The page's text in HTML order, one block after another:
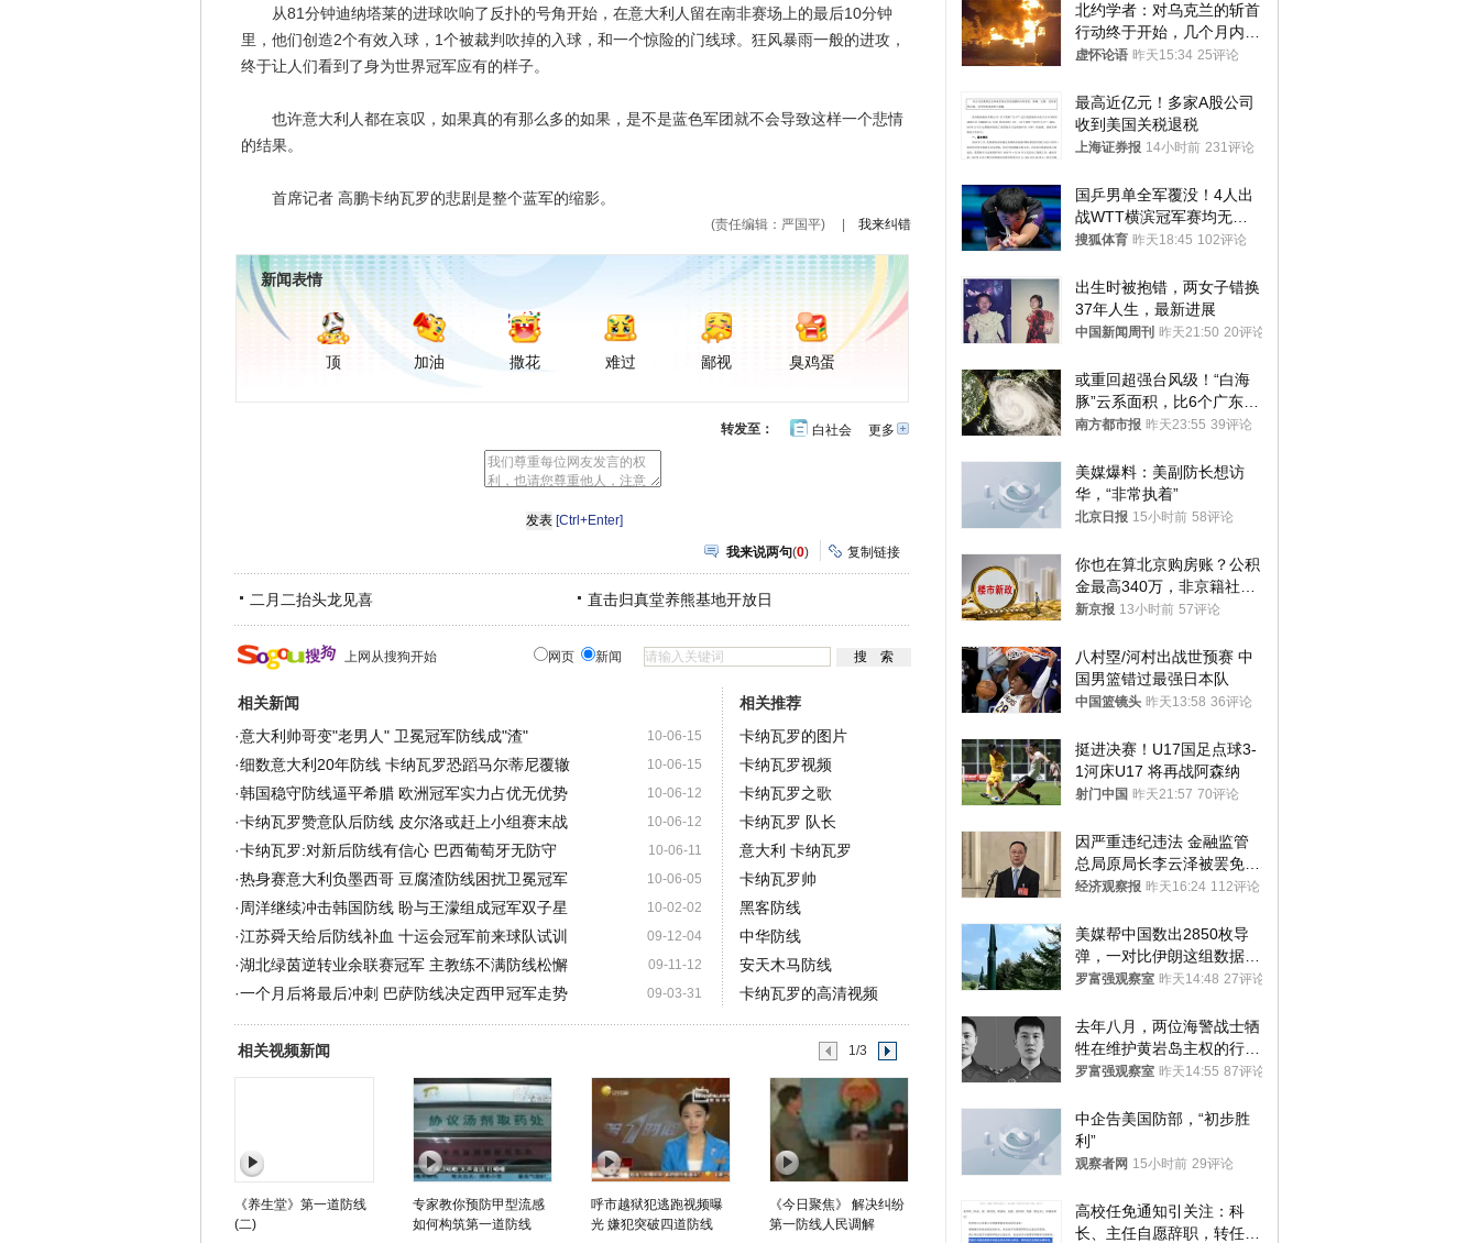
从81分钟迪纳塔莱的进球吹响了反扑的号角开始，在意大利人留在南非赛场上的最后10分钟
里，他们创造2个有效入球，1个被裁判吹掉的入球，和一个惊险的门线球。狂风暴雨一般的进攻，
终于让人们看到了身为世界冠军应有的样子。
也许意大利人都在哀叹，如果真的有那么多的如果，是不是蓝色军团就不会导致这样一个悲情
的结果。
首席记者 高鹏卡纳瓦罗的悲剧是整个蓝军的缩影。
(责任编辑：严国平) 我来纠错
新闻表情
顶 加油 撒花 难过 鄙视 臭鸡蛋
更多开
转发至： 白社会
[Ctrl+Enter]
我来说两句(0) 复制链接
二月二抬头龙见喜 直击归真堂养熊基地开放日
上网从搜狗开始 网页 新闻
相关新闻
10-06-15
·意大利帅哥变"老男人" 卫冕冠军防线成"渣"
10-06-15
·细数意大利20年防线 卡纳瓦罗恐蹈马尔蒂尼覆辙
10-06-12
·韩国稳守防线逼平希腊 欧洲冠军实力占优无优势
10-06-12
·卡纳瓦罗赞意队后防线 皮尔洛或赶上小组赛末战
10-06-11
·卡纳瓦罗:对新后防线有信心 巴西葡萄牙无防守
10-06-05
·热身赛意大利负墨西哥 豆腐渣防线困扰卫冕冠军
10-02-02
· 周洋继续冲击韩国防线 盼与王濛组成冠军双子星
09-12-04
·江苏舜天给后防线补血 十运会冠军前来球队试训
09-11-12
·湖北绿茵逆转业余联赛冠军 主教练不满防线松懈
09-03-31
·一个月后将最后冲刺 巴萨防线决定西甲冠军走势
相关推荐
卡纳瓦罗的图片
卡纳瓦罗视频
卡纳瓦罗之歌
卡纳瓦罗 队长
意大利 卡纳瓦罗
卡纳瓦罗帅
黑客防线
中华防线
安天木马防线
卡纳瓦罗的高清视频
相关视频新闻 1/3
《养生堂》第一道防线
(二)
专家教你预防甲型流感
如何构筑第一道防线
呼市越狱犯逃跑视频曝
光 嫌犯突破四道防线
《今日聚焦》 解决纠纷
第一防线人民调解
北约学者：对乌克兰的斩首
行动终于开始，几个月内乌
将投降
虚怀论语 昨天15:34 25评论
最高近亿元！多家A股公司
收到美国关税退税
上海证券报 14小时前 231评论
国乒男单全军覆没！4人出
战WTT横滨冠军赛均无缘
八强
搜狐体育 昨天18:45 102评论
出生时被抱错，两女子错换
37年人生，最新进展
中国新闻周刊 昨天21:50 20评论
或重回超强台风级！“白海
豚”云系面积，比6个广东还
大！深圳官方：注意这件事
南方都市报 昨天23:55 39评论
美媒爆料：美副防长想访
华，“非常执着”
北京日报 15小时前 58评论
你也在算北京购房账？公积
金最高340万，非京籍社保
1年
新京报 13小时前 57评论
八村塁/河村出战世预赛 中
国男篮错过最强日本队
中国篮镜头 昨天13:58 36评论
挺进决赛！U17国足点球3-
1河床U17 将再战阿森纳
射门中国 昨天21:57 70评论
因严重违纪违法 金融监管
总局原局长李云泽被罢免全
国人大代表
经济观察报 昨天16:24 112评论
美媒帮中国数出2850枚导
弹，一对比伊朗这组数据，
发现出大事了
罗富强观察室 昨天14:48 27评论
去年八月，两位海警战士牺
牲在维护黄岩岛主权的行动
中
罗富强观察室 昨天14:55 87评论
中企告美国防部，“初步胜
利”
观察者网 15小时前 29评论
高校任免通知引关注：科
长、主任自愿辞职，转任思